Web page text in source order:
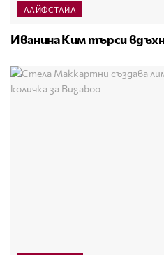
ЛАЙФСТАЙЛ
Иванина Ким търси